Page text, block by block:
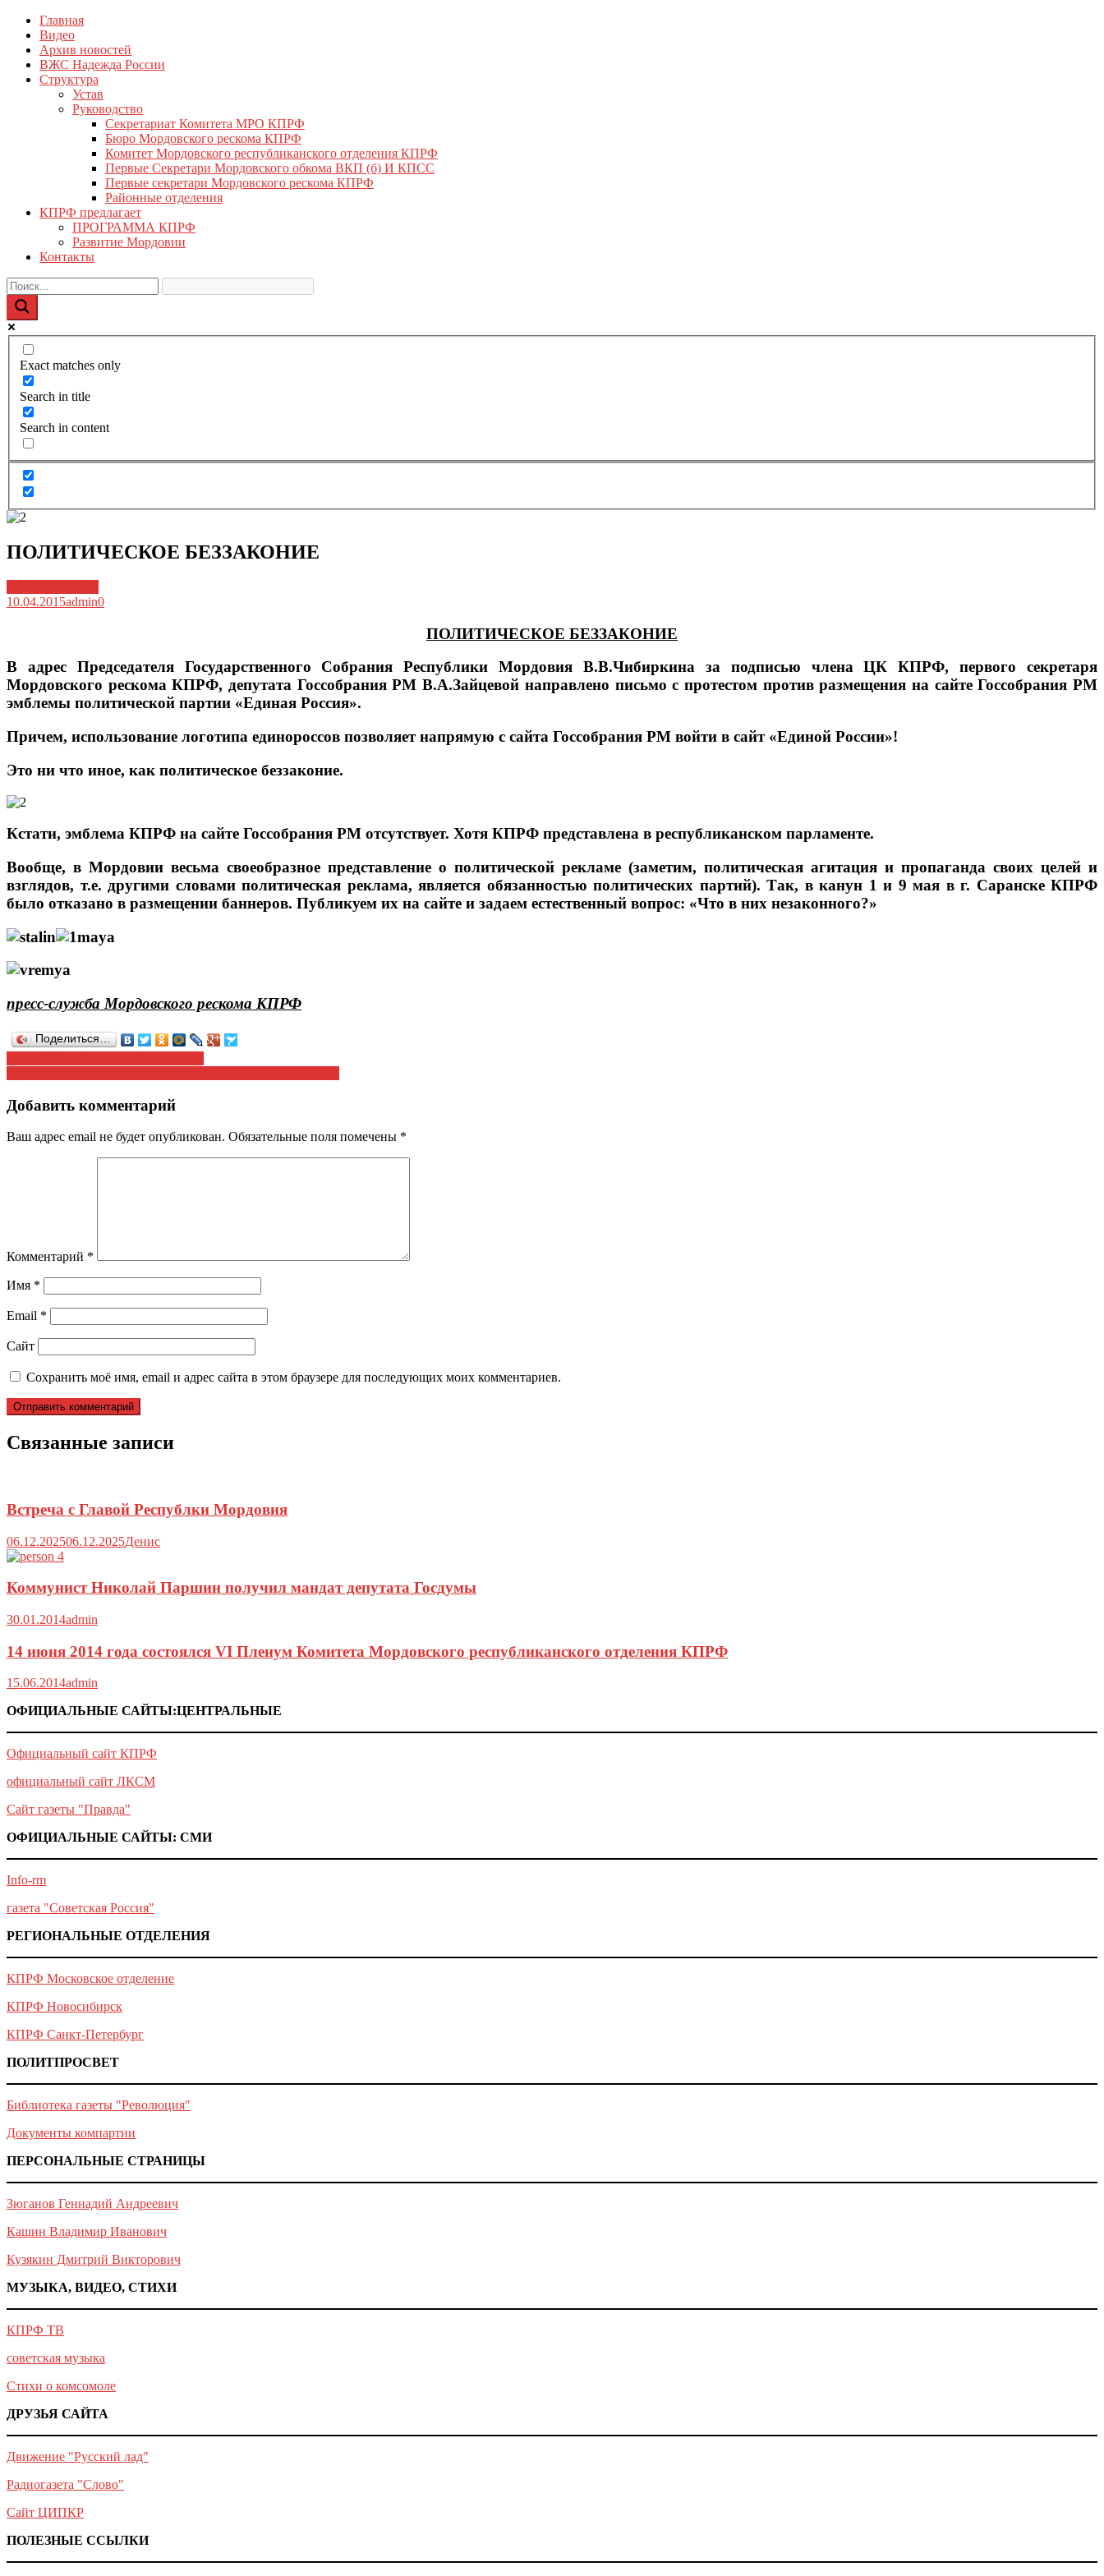
Перейти
содержимому
КПРФ Мордовия
Мордовское Региональное отделение КПРФ
Главная
Видео
Архив новостей
ВЖС Надежда России
Структура
Устав
Руководство
Секретариат Комитета МРО КПРФ
Бюро Мордовского рескома КПРФ
Комитет Мордовского республиканского отделения КПРФ
Первые Секретари Мордовского обкома ВКП (б) И КПСС
Первые секретари Мордовского рескома КПРФ
Районные отделения
КПРФ предлагает
ПРОГРАММА КПРФ
Развитие Мордовии
Контакты
Exact matches only
Search in title
Search in content
ПОЛИТИЧЕСКОЕ БЕЗЗАКОНИЕ
10.04.2015admin0
ПОЛИТИЧЕСКОЕ БЕЗЗАКОНИЕ
В адрес Председателя Государственного Собрания Республики Мордовия В.В.Чибиркина за подписью члена ЦК КПРФ, первого секретаря
Мордовского рескома КПРФ, депутата Госсобрания РМ В.А.Зайцевой направлено письмо с протестом против размещения на сайте Госсобрания РМ
эмблемы политической партии «Единая Россия».
Причем, использование логотипа единороссов позволяет напрямую с сайта Госсобрания РМ войти в сайт «Единой России»!
Это ни что иное, как политическое беззаконие.
Кстати, эмблема КПРФ на сайте Госсобрания РМ отсутствует. Хотя КПРФ представлена в республиканском парламенте.
Вообще, в Мордовии весьма своеобразное представление о политической рекламе (заметим, политическая агитация и пропаганда своих целей и
взглядов, т.е. другими словами политическая реклама, является обязанностью политических партий). Так, в канун 1 и 9 мая в г. Саранске КПРФ
было отказано в размещении баннеров. Публикуем их на сайте и задаем естественный вопрос: «Что в них незаконного?»
пресс-служба Мордовского рескома КПРФ
Поделиться…
Навигация
по
записям
Добавить комментарий
Ваш адрес email не будет опубликован. Обязательные поля помечены *
Комментарий *
Имя *
Email *
Сайт
Сохранить моё имя, email и адрес сайта в этом браузере для последующих моих комментариев.
Связанные записи
Встреча с Главой Республки Мордовия
06.12.202506.12.2025Денис
Коммунист Николай Паршин получил мандат депутата Госдумы
30.01.2014admin
14 июня 2014 года состоялся VI Пленум Комитета Мордовского республиканского отделения КПРФ
15.06.2014admin
ОФИЦИАЛЬНЫЕ САЙТЫ:ЦЕНТРАЛЬНЫЕ
Официальный сайт КПРФ
официальный сайт ЛКСМ
Сайт газеты "Правда"
ОФИЦИАЛЬНЫЕ САЙТЫ: СМИ
Info-rm
газета "Советская Россия"
РЕГИОНАЛЬНЫЕ ОТДЕЛЕНИЯ
КПРФ Московское отделение
КПРФ Новосибирск
КПРФ Санкт-Петербург
ПОЛИТПРОСВЕТ
Библиотека газеты "Революция"
Документы компартии
ПЕРСОНАЛЬНЫЕ СТРАНИЦЫ
Зюганов Геннадий Андреевич
Кашин Владимир Иванович
Кузякин Дмитрий Викторович
МУЗЫКА, ВИДЕО, СТИХИ
КПРФ ТВ
советская музыка
Стихи о комсомоле
ДРУЗЬЯ САЙТА
Движение "Русский лад"
Радиогазета "Слово"
Сайт ЦИПКР
ПОЛЕЗНЫЕ ССЫЛКИ